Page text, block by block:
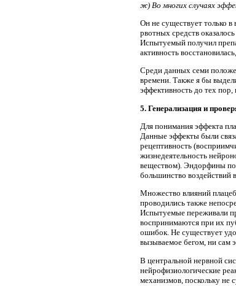
ж) Во многих случаях
Он не существует только
рвотных средств
Испытуемый получил
активность
Среди данных семи
времени. Также я бы
эффективность до тех
5. Генерализация и
Для понимания эффекта
Данные эффекты были
рецептивность
жизнедеятельность
веществом). Эндорфины
большинство
Множество влияний
проводились также
Испытуемые переживали
воспринимаются при их
ошибок. Не существует
вызываемое бегом, ни сам
В центральной нервной
нейрофизиологические
механизмов, поскольку не